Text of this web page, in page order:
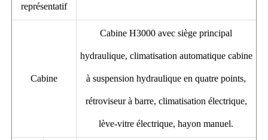
représentatif
Cabine
Cabine H3000 avec siège principal
hydraulique, climatisation automatique cabine
à suspension hydraulique en quatre points,
rétroviseur à barre, climatisation électrique,
lève-vitre électrique, hayon manuel.